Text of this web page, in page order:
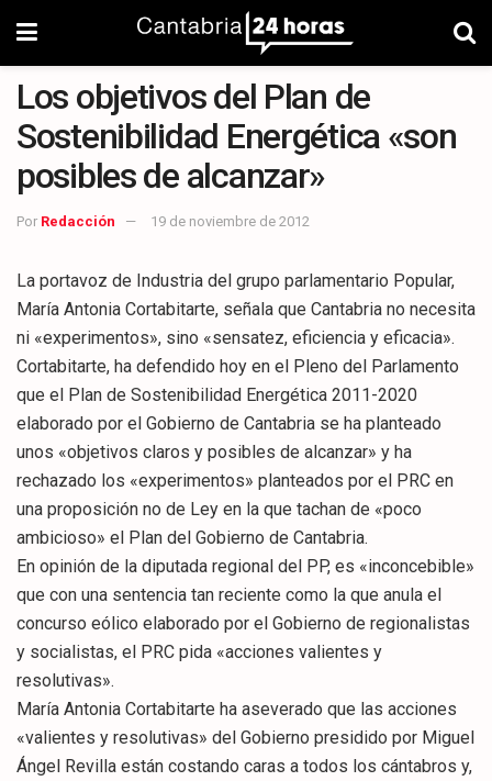
Los objetivos del Plan de
Sostenibilidad Energética «son
posibles de alcanzar»
Por Redacción 19 de noviembre de 2012
La portavoz de Industria del grupo parlamentario Popular,
María Antonia Cortabitarte, señala que Cantabria no necesita
ni «experimentos», sino «sensatez, eficiencia y eficacia».
Cortabitarte, ha defendido hoy en el Pleno del Parlamento
que el Plan de Sostenibilidad Energética 2011-2020
elaborado por el Gobierno de Cantabria se ha planteado
unos «objetivos claros y posibles de alcanzar» y ha
rechazado los «experimentos» planteados por el PRC en
una proposición no de Ley en la que tachan de «poco
ambicioso» el Plan del Gobierno de Cantabria.
En opinión de la diputada regional del PP, es «inconcebible»
que con una sentencia tan reciente como la que anula el
concurso eólico elaborado por el Gobierno de regionalistas
y socialistas, el PRC pida «acciones valientes y
resolutivas».
María Antonia Cortabitarte ha aseverado que las acciones
«valientes y resolutivas» del Gobierno presidido por Miguel
Ángel Revilla están costando caras a todos los cántabros y,